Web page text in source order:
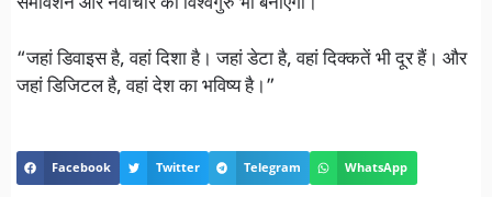
“जहां डिवाइस है, वहां दिशा है। जहां डेटा है, वहां दिक्कतें भी दूर हैं। और
जहां डिजिटल है, वहां देश का भविष्य है।”
Facebook Twitter Telegram WhatsApp